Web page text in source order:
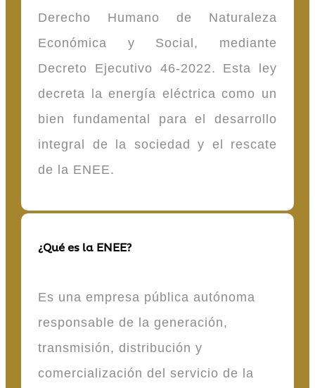
Derecho Humano de Naturaleza
Económica y Social, mediante
Decreto Ejecutivo 46-2022. Esta ley
decreta la energía eléctrica como un
bien fundamental para el desarrollo
integral de la sociedad y el rescate
de la ENEE.
¿Qué es la ENEE?
Es una empresa pública autónoma
responsable de la generación,
transmisión, distribución y
comercialización del servicio de la